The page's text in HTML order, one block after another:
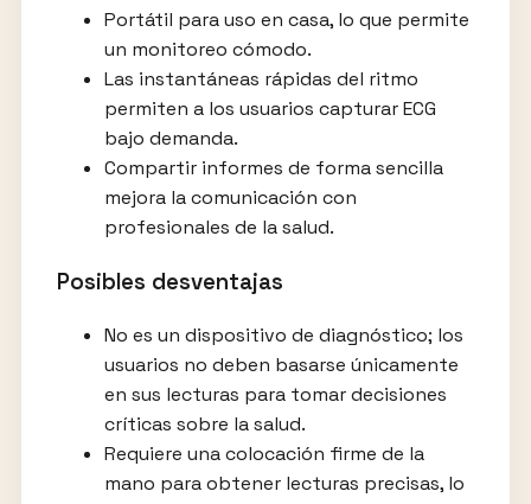
Portátil para uso en casa, lo que permite
un monitoreo cómodo.
Las instantáneas rápidas del ritmo
permiten a los usuarios capturar ECG
bajo demanda.
Compartir informes de forma sencilla
mejora la comunicación con
profesionales de la salud.
Posibles desventajas
No es un dispositivo de diagnóstico; los
usuarios no deben basarse únicamente
en sus lecturas para tomar decisiones
críticas sobre la salud.
Requiere una colocación firme de la
mano para obtener lecturas precisas, lo